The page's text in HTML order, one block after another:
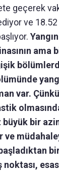
geçerek
ve 18.52
ama
var.
bir
noktası,